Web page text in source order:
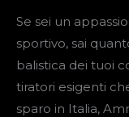
Se sei un
sportivo, sai
balistica dei tuoi
tiratori esigenti
sparo in Italia,